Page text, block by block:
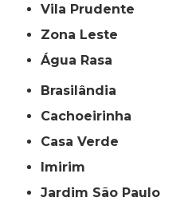
Vila Prudente
Zona Leste
Água Rasa
Brasilândia
Cachoeirinha
Casa Verde
Imirim
Jardim São Paulo